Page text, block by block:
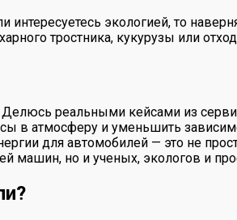
экологией, то
тростника, кукурузы или
реальными кейсами из
в атмосферу и уменьшить
для автомобилей — это не
машин, но и ученых, экологов и